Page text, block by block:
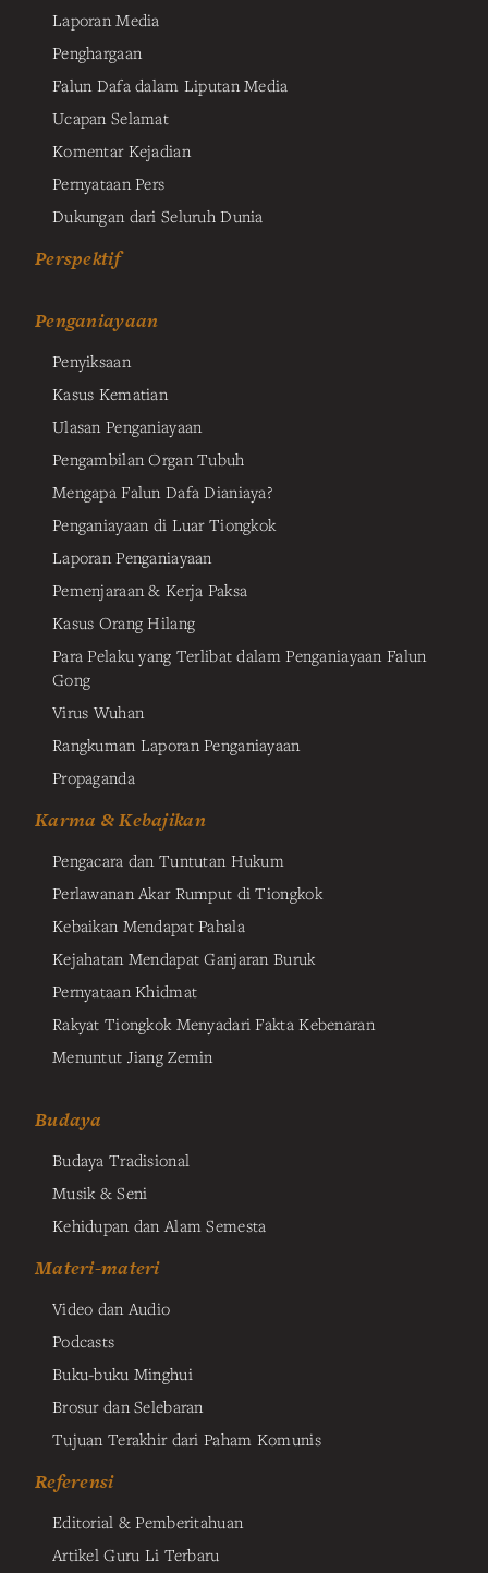
Laporan Media
Penghargaan
Falun Dafa dalam Liputan Media
Ucapan Selamat
Komentar Kejadian
Pernyataan Pers
Dukungan dari Seluruh Dunia
Perspektif
Penganiayaan
Penyiksaan
Kasus Kematian
Ulasan Penganiayaan
Pengambilan Organ Tubuh
Mengapa Falun Dafa Dianiaya?
Penganiayaan di Luar Tiongkok
Laporan Penganiayaan
Pemenjaraan & Kerja Paksa
Kasus Orang Hilang
Para Pelaku yang Terlibat dalam Penganiayaan Falun
Gong
Virus Wuhan
Rangkuman Laporan Penganiayaan
Propaganda
Karma & Kebajikan
Pengacara dan Tuntutan Hukum
Perlawanan Akar Rumput di Tiongkok
Kebaikan Mendapat Pahala
Kejahatan Mendapat Ganjaran Buruk
Pernyataan Khidmat
Rakyat Tiongkok Menyadari Fakta Kebenaran
Menuntut Jiang Zemin
Budaya
Budaya Tradisional
Musik & Seni
Kehidupan dan Alam Semesta
Materi-materi
Video dan Audio
Podcasts
Buku-buku Minghui
Brosur dan Selebaran
Tujuan Terakhir dari Paham Komunis
Referensi
Editorial & Pemberitahuan
Artikel Guru Li Terbaru